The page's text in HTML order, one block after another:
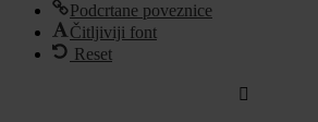
Podcrtane poveznice
Čitljiviji font
Reset